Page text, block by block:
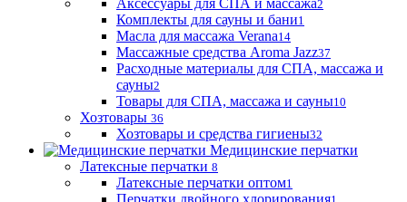
Аксессуары для СПА и массажа2
Комплекты для сауны и бани1
Масла для массажа Verana14
Массажные средства Aroma Jazz37
Расходные материалы для СПА, массажа и
сауны2
Товары для СПА, массажа и сауны10
Хозтовары 36
Хозтовары и средства гигиены32
Медицинские перчатки
Латексные перчатки 8
Латексные перчатки оптом1
Перчатки двойного хлорирования